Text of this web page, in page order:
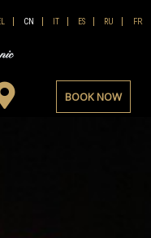
CN IT ES RU FR
BOOK NOW